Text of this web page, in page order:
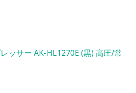
ッサー AK-HL1270E (黒) 高圧/常